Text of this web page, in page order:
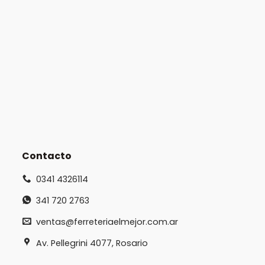
Contacto
0341 4326114
341 720 2763
ventas@ferreteriaelmejor.com.ar
Av. Pellegrini 4077, Rosario